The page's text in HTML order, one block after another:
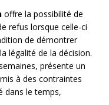
offre la possibilité de
refus lorsque celle-ci
de démontrer
légalité de la décision.
présente un
à des contraintes
dans le temps,